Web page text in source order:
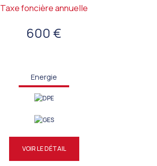
Taxe foncière annuelle
600 €
Energie
VOIR LE DÉTAIL